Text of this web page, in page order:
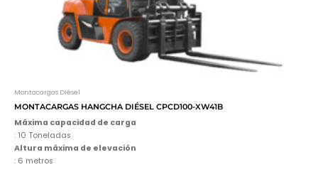
Montacargas Diésel
MONTACARGAS HANGCHA DIÉSEL CPCD100-XW41B
Máxima capacidad de carga
: 10 Toneladas
Altura máxima de elevación
: 6 metros